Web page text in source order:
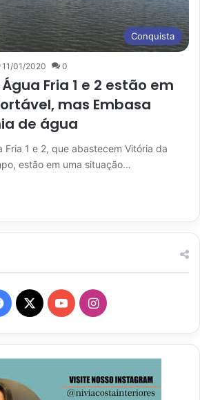
Conquista
11/01/2020 0
Fria 1 e 2 estão em
mas Embasa
de água
Fria 1 e 2, que abastecem Vitória da
estão em uma situação…
Facebook
X YouTubeInstagram